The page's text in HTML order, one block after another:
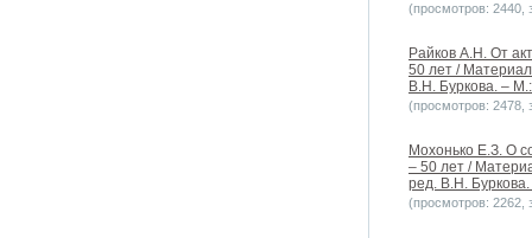
(просмотров: 2440,
Райков А.Н. От
50 лет /
В.Н. Буркова. –
(просмотров: 2478,
Мохонько Е.З. О
– 50 лет /
ред. В.Н.
(просмотров: 2262,